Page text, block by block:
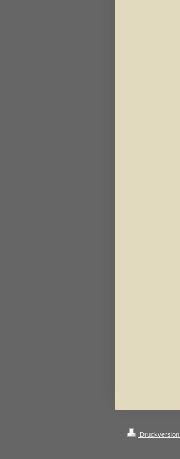
Druckversion